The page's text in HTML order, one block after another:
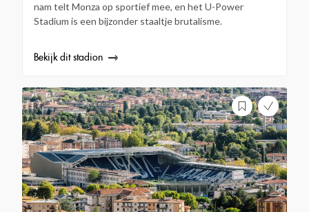
nam telt Monza op sportief mee, en het U-Power
Stadium is een bijzonder staaltje brutalisme.
Bekijk dit stadion